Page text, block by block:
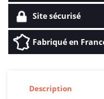
Site sécurisé
Fabriqué en
Description